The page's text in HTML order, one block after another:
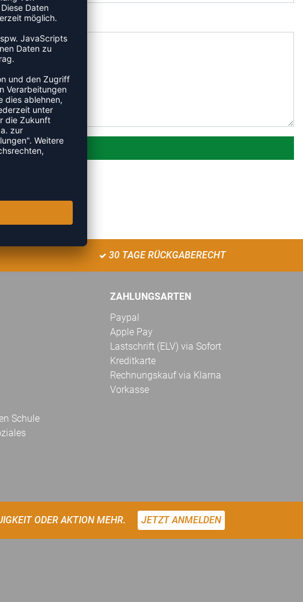
30 TAGE RÜCKGABERECHT
Schule
ZAHLUNGSARTEN
Paypal
Apple Pay
Lastschrift (ELV) via Sofort
Kreditkarte
Rechnungskauf via Klarna
Vorkasse
ODER AKTION MEHR. JETZT ANMELDEN